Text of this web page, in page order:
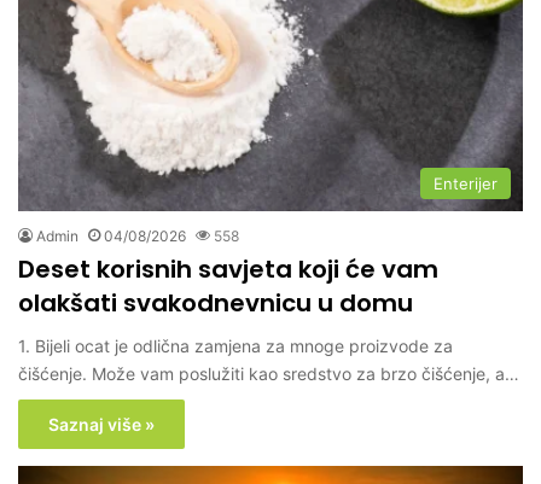
Enterijer
Admin 04/08/2026 558
Deset korisnih savjeta koji će vam
olakšati svakodnevnicu u domu
1. Bijeli ocat je odlična zamjena za mnoge proizvode za
čišćenje. Može vam poslužiti kao sredstvo za brzo čišćenje, a…
Saznaj više »